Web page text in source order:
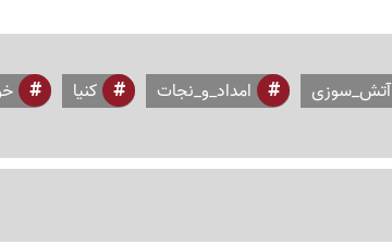
آتش_سوزی امداد_و_نجات کنیا